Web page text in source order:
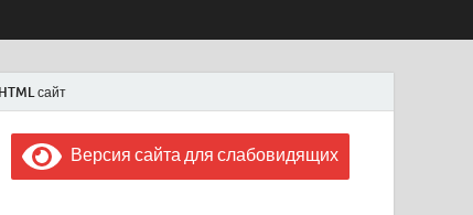
сайт
Россия"
года
Версия сайта для слабовидящих